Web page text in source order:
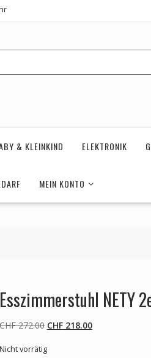
& KLEINKIND ELEKTRONIK
MEIN KONTO
Esszimmerstuhl NETY
272.00 Ursprünglicher
war:
CHF218.00Aktueller
Nicht vorrätig